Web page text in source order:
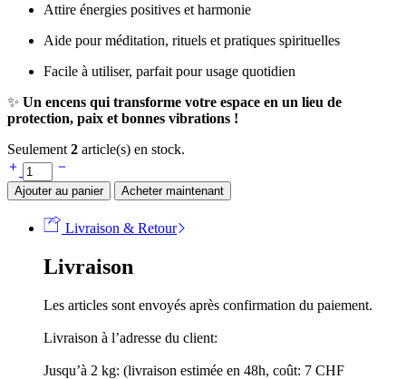
Attire énergies positives et harmonie
Aide pour méditation, rituels et pratiques spirituelles
Facile à utiliser, parfait pour usage quotidien
✨ Un encens qui transforme votre espace en un lieu de
protection, paix et bonnes vibrations !
Seulement 2 article(s) en stock.
Ajouter au panier Acheter maintenant
Livraison & Retour
Livraison
Les articles sont envoyés après confirmation du paiement.
Livraison à l’adresse du client:
Jusqu’à 2 kg: (livraison estimée en 48h, coût: 7 CHF